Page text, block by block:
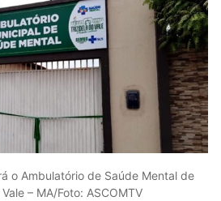
o Ambulatório de Saúde Mental de
– MA/Foto: ASCOMTV